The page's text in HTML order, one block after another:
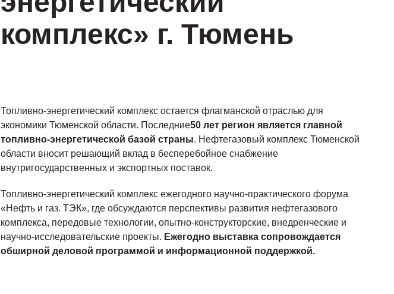
комплекс» г. Тюмень
Топливно-энергетический комплекс остается флагманской отраслью для
экономики Тюменской области. Последние50 лет регион является главной
топливно-энергетической базой страны. Нефтегазовый комплекс Тюменской
области вносит решающий вклад в бесперебойное снабжение
внутригосударственных и экспортных поставок.
Топливно-энергетический комплекс ежегодного научно-практического форума
«Нефть и газ. ТЭК», где обсуждаются перспективы развития нефтегазового
комплекса, передовые технологии, опытно-конструкторские, внедренческие и
научно-исследовательские проекты. Ежегодно выставка сопровождается
обширной деловой программой и информационной поддержкой.